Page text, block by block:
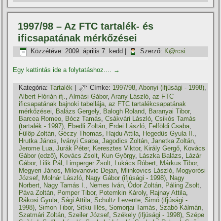
1997/98 – Az FTC tartalék- és
ificsapatának mérkőzései
Közzétéve: 2009. április 7. kedd Szerző: K@rcsi
Egy kattintás ide a folytatáshoz.... →
Kategória: Tartalék | Címke: 1997/98,Abonyi (ifjúsági - 1998),
Albert Flórián ifj.,Almási Gábor,Arany László,az FTC
ificsapatának bajnoki tabellája,az FTC tartalékcsapatának
mérkőzései, Balázs Gergely, Balogh Roland, Baranyai Tibor,
Barcea Romeo, Bócz Tamás,Csákvári László,Csikós Tamás
(tartalék - 1997), Ebedli Zoltán, Erdei László, Felföldi Csaba,
Fülöp Zoltán,Géczy Thomas, Hajdu Attila, Hegedüs Gyula II.,
Hrutka János, Iványi Csaba,Jagodics Zoltán,Janetka Zoltán,
Jerome Lua,Jurák Péter, Keresztes Viktor, Király Gergő, Kovács
Gábor (edző), Kovács Zsolt, Kun György, Lászka Balázs, Lázár
Gábor, Lilik Pál , Limperger Zsolt, Lukács Róbert, Márkus Tibor,
Megyeri János, Milovanovic Dejan, Mlinkovics László, Mogyorósi
József, Molnár László, Nagy Gábor (ifjúsági - 1998), Nagy
Norbert, Nagy Tamás I., Nemes Iván,Ódor Zoltán, Páling Zsolt,
Páva Zoltán, Pomper Tibor, Potemkin Károly, Rajnay Attila,
Rákosi Gyula,Sági Attila,Schultz Levente,Simó (ifjúsági -
1998),Simon Tibor,Sitku Illés,Somorjai Tamás,Szabó Kálmán,
Szatmári Zoltán,Szeiler József,Székely (ifjúsági - 1998),Szépe